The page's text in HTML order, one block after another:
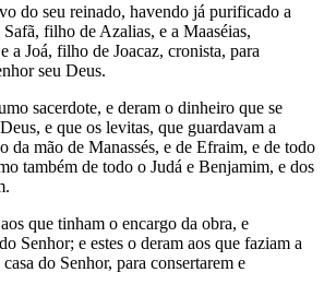
do seu reinado, havendo já purificado a
filho de Azalias, e a Maaséias,
a Joá, filho de Joacaz, cronista, para
seu Deus.
sacerdote, e deram o dinheiro que se
e que os levitas, que guardavam a
da mão de Manassés, e de Efraim, e de todo
também de todo o Judá e Benjamim, e dos
que tinham o encargo da obra, e
Senhor; e estes o deram aos que faziam a
do Senhor, para consertarem e